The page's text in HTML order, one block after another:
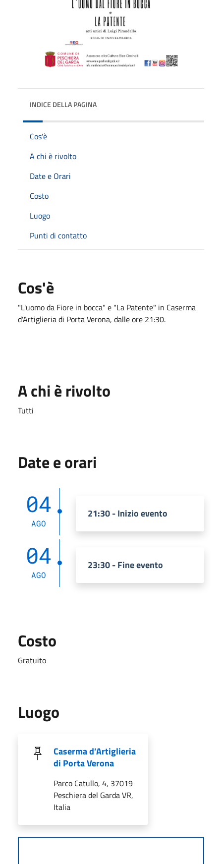
INDICE DELLA PAGINA
Cos'è
A chi è rivolto
Date e Orari
Costo
Luogo
Punti di contatto
Cos'è
"L'uomo da Fiore in bocca" e "La Patente" in Caserma
d'Artiglieria di Porta Verona, dalle ore 21:30.
A chi è rivolto
Tutti
Date e orari
04
AGO
21:30 - Inizio evento
04
AGO
23:30 - Fine evento
Costo
Gratuito
Luogo
Caserma d’Artiglieria
di Porta Verona
Parco Catullo, 4, 37019
Peschiera del Garda VR,
Italia